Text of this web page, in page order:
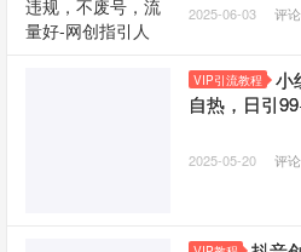
2025-06-03 评
VIP引流教程
小
自热，日引
2025-05-20 评